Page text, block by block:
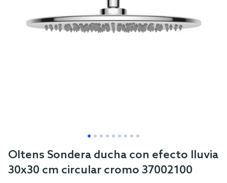
Skip
to
Oltens Sondera ducha con efecto lluvia
30x30 cm circular cromo 37002100